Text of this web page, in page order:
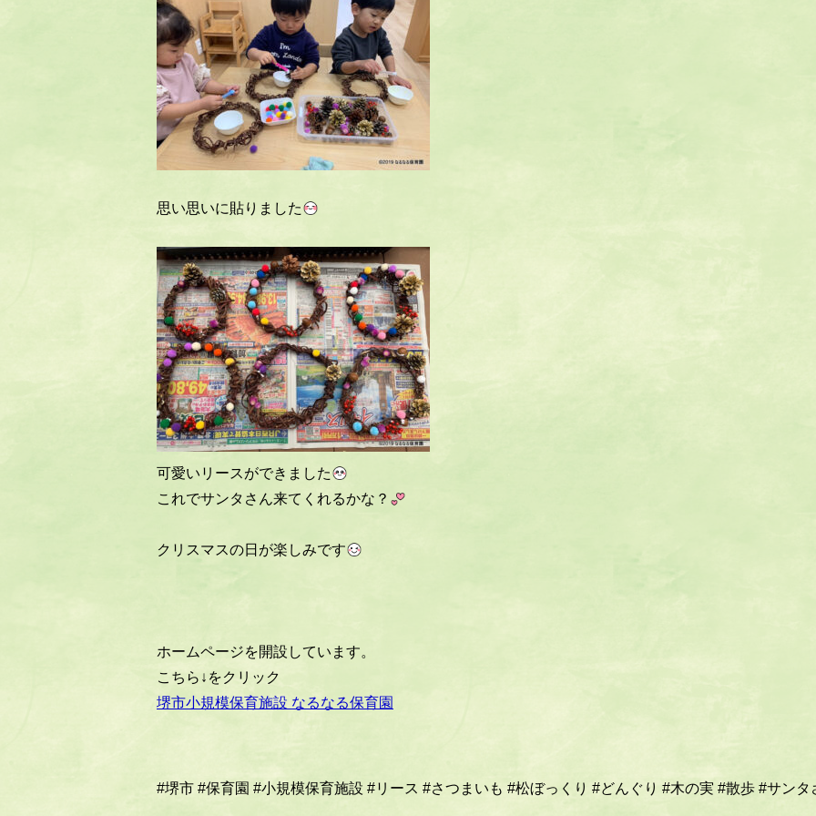
思い思いに貼りました
可愛いリースができました
これでサンタさん来てくれるかな？
クリスマスの日が楽しみです
ホームページを開設しています。
こちら↓をクリック
堺市小規模保育施設 なるなる保育園
#堺市 #保育園 #小規模保育施設 #リース #さつまいも #松ぼっくり #どんぐり #木の実 #散歩 #サンタ